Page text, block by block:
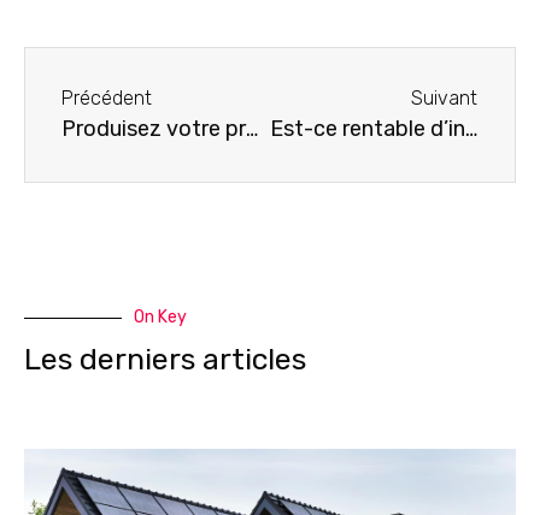
Précédent
Produisez votre propre électricité avec un panneau solaire
Suivant
Est-ce rentable d’installer des panneaux solaires ?
On Key
Les derniers articles